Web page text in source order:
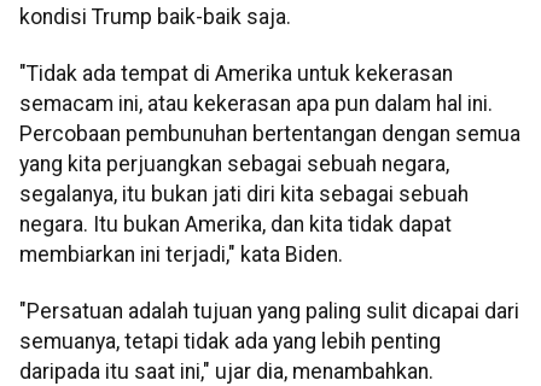
kondisi Trump baik-baik saja.
"Tidak ada tempat di Amerika untuk kekerasan
semacam ini, atau kekerasan apa pun dalam hal ini.
Percobaan pembunuhan bertentangan dengan semua
yang kita perjuangkan sebagai sebuah negara,
segalanya, itu bukan jati diri kita sebagai sebuah
negara. Itu bukan Amerika, dan kita tidak dapat
membiarkan ini terjadi," kata Biden.
"Persatuan adalah tujuan yang paling sulit dicapai dari
semuanya, tetapi tidak ada yang lebih penting
daripada itu saat ini," ujar dia, menambahkan.